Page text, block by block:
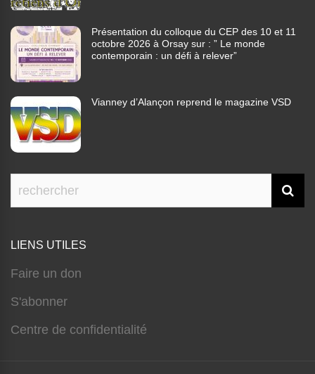
Présentation du colloque du CEP des 10 et 11
octobre 2026 à Orsay sur : ” Le monde
contemporain : un défi à relever”
Vianney d’Alançon reprend le magazine VSD
LIENS UTILES
Faire un don
S'abonner
Centre de confidentialité